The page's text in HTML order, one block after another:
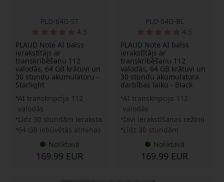
PLD-64G-ST
4.5
PLAUD Note AI balss
ierakstītājs ar
transkribēšanu 112
valodās, 64 GB krātuvi un
30 stundu akumulatoru -
Starlight
AI transkripcija 112
valodās
Līdz 30 stundām ieraksta
64 GB iebūvētās atmiņas
Noliktavā
169.99 EUR
PLD-64G-BL
4.5
PLAUD Note AI balss
ierakstītājs ar
transkribēšanu 112
valodās, 64 GB krātuvi un
30 stundu akumulatora
darbības laiku - Black
AI transkripcija 112
valodās
Divi ierakstīšanas režīmi
Līdz 30 stundām
Noliktavā
169.99 EUR